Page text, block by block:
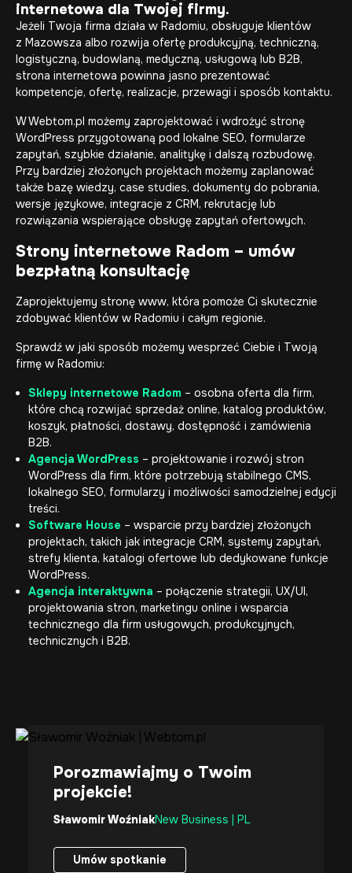
internetowa dla Twojej firmy.
Jeżeli Twoja firma działa w Radomiu, obsługuje klientów
z Mazowsza albo rozwija ofertę produkcyjną, techniczną,
logistyczną, budowlaną, medyczną, usługową lub B2B,
strona internetowa powinna jasno prezentować
kompetencje, ofertę, realizacje, przewagi i sposób kontaktu.
W Webtom.pl możemy zaprojektować i wdrożyć stronę
WordPress przygotowaną pod lokalne SEO, formularze
zapytań, szybkie działanie, analitykę i dalszą rozbudowę.
Przy bardziej złożonych projektach możemy zaplanować
także bazę wiedzy, case studies, dokumenty do pobrania,
wersje językowe, integracje z CRM, rekrutację lub
rozwiązania wspierające obsługę zapytań ofertowych.
Strony internetowe Radom – umów
bezpłatną konsultację
Zaprojektujemy stronę www, która pomoże Ci skutecznie
zdobywać klientów w Radomiu i całym regionie.
Sprawdź w jaki sposób możemy wesprzeć Ciebie i Twoją
firmę w Radomiu:
Sklepy internetowe Radom – osobna oferta dla firm,
które chcą rozwijać sprzedaż online, katalog produktów,
koszyk, płatności, dostawy, dostępność i zamówienia
B2B.
Agencja WordPress – projektowanie i rozwój stron
WordPress dla firm, które potrzebują stabilnego CMS,
lokalnego SEO, formularzy i możliwości samodzielnej edycji
treści.
Software House – wsparcie przy bardziej złożonych
projektach, takich jak integracje CRM, systemy zapytań,
strefy klienta, katalogi ofertowe lub dedykowane funkcje
WordPress.
Agencja interaktywna – połączenie strategii, UX/UI,
projektowania stron, marketingu online i wsparcia
technicznego dla firm usługowych, produkcyjnych,
technicznych i B2B.
Porozmawiajmy o Twoim
projekcie!
Sławomir WoźniakNew Business | PL
Umów spotkanie